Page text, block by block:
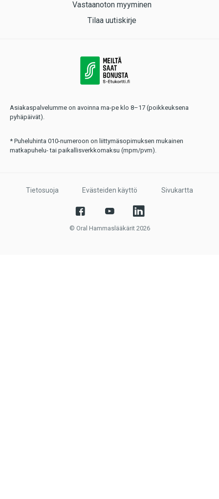
Vastaanoton myyminen
Tilaa uutiskirje
Asiakaspalvelumme on avoinna ma-pe klo 8–17 (poikkeuksena
pyhäpäivät).
* Puheluhinta 010-numeroon on liittymäsopimuksen mukainen
matkapuhelu- tai paikallisverkkomaksu (mpm/pvm).
Tietosuoja Evästeiden käyttö Sivukartta
© Oral Hammaslääkärit 2026